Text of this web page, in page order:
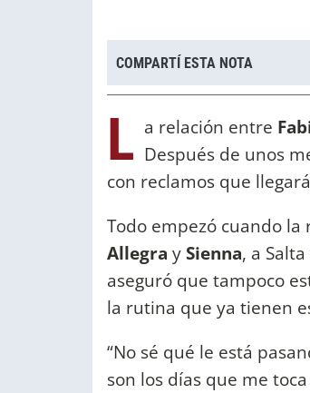
COMPARTÍ ESTA NOTA
L a relación entre
Después de unos
con reclamos que
Todo empezó cuando
Allegra ySienna, a
aseguró que tampoco
la rutina que ya tienen
“No sé qué le está
son los días que me